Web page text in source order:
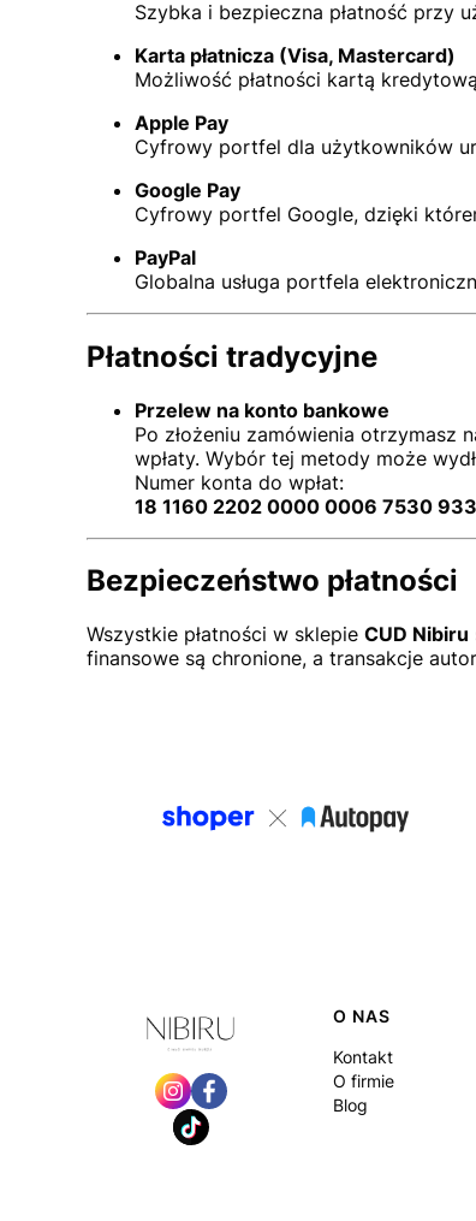
Szybka i bezpieczna płatność przy
Karta płatnicza (Visa, Mastercard)
Możliwość płatności kartą
Apple Pay
Cyfrowy portfel dla użytkowników
Google Pay
Cyfrowy portfel Google, dzięki
PayPal
Globalna usługa portfela
Płatności tradycyjne
Przelew na konto bankowe
Po złożeniu zamówienia otrzymasz
wpłaty. Wybór tej metody może
Numer konta do wpłat:
18 1160 2202 0000 0006 7530
Bezpieczeństwo płatności
Wszystkie płatności w sklepie CUD Nibiru
finansowe są chronione, a transakcje
Linki w
O NAS
Kontakt
O firmie
Blog